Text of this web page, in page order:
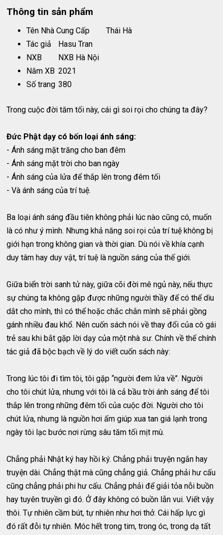
Thông tin sản phẩm
Tên Nhà Cung Cấp
Thái Hà
Tác giả
Hasu Tran
NXB
NXB Hà Nội
Năm XB 2021
Số trang 380
Trong cuộc đời tăm tối này, cái gì soi rọi cho chúng ta đây?
Đức Phật dạy có bốn loại ánh sáng:
- Ánh sáng mặt trăng cho ban đêm
- Ánh sáng mặt trời cho ban ngày
- Ánh sáng của lửa để thắp lên trong đêm tối
- Và ánh sáng của trí tuệ.
Ba loại ánh sáng đầu tiên không phải lúc nào cũng có, muốn
là có như ý mình. Nhưng khả năng soi rọi của trí tuệ không bị
giới hạn trong không gian và thời gian. Dù nói về khía cạnh
duy tâm hay duy vật, trí tuệ là nguồn sáng của thế giới.
Giữa biển trời sanh tử này, giữa cõi đời mê ngủ này, nếu thực
sự chúng ta không gặp được những người thầy để có thể dìu
dắt cho mình, thì có thể hoặc chắc chắn mình sẽ phải gồng
gánh nhiều đau khổ. Nên cuốn sách nói về thay đổi của cô gái
trẻ sau khi bắt gặp lời dạy của một nhà sư. Chính về thế chính
tác giả đã bộc bạch về lý do viết cuốn sách này:
Trong lúc tôi đi tìm tôi, tôi gặp “người đem lửa về”. Người
cho tôi chút lửa, nhưng với tôi là cả bầu trời ánh sáng để tôi
thắp lên trong những đêm tối của cuộc đời. Người cho tôi
chút lửa, nhưng là nguồn hơi ấm giúp xua tan giá lạnh trong
ngày tôi lạc bước nơi rừng sâu tăm tối mịt mù.
Chẳng phải Nhật ký hay hồi ký. Chẳng phải truyện ngắn hay
truyện dài. Chẳng thật mà cũng chẳng giả. Chẳng phải hư cấu
cũng chẳng phải phi hư cấu. Chẳng phải để giải tỏa nỗi buồn
hay tuyên truyền gì đó. Ở đây không có buồn lẫn vui. Viết vậy
thôi. Tự nhiên cầm bút, tự nhiên như hơi thở. Cái hấp lực gì
đó rất đỗi tự nhiên. Móc hết trong tim, trong óc, trong dạ tất